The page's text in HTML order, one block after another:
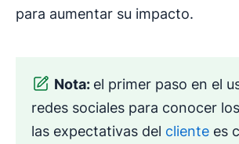
para aumentar su impacto.
Nota: el primer paso en el
redes sociales para conocer
las expectativas del cliente es